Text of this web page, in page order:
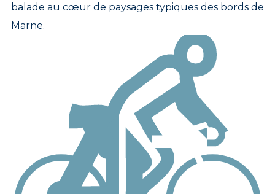
balade au cœur de paysages typiques des bords de
Marne.